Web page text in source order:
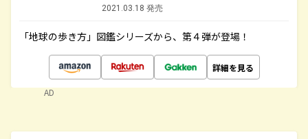
2021.03.18 発売
「地球の歩き方」図鑑シリーズから、第４弾が登場！
詳細を見る
AD